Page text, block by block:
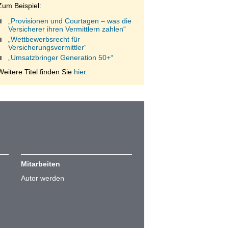
Beispiel:
„Provisionen und Courtagen – was die
Versicherer ihren Vermittlern zahlen“
„Wettbewerbsrecht für
Versicherungsvermittler“
„Umsatzbringer Generation 50+“
Titel finden Sie hier.
Mitarbeiten
Autor werden